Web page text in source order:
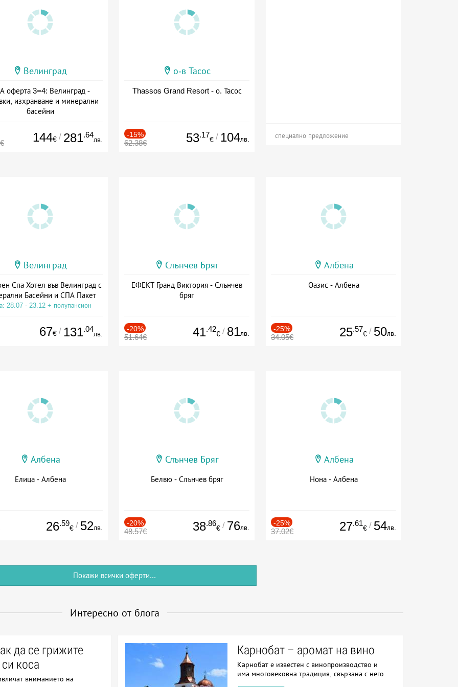
Велинград
оферта 3=4: Велинград -
изхранване и минерални
басейни
144€ / 281.64
лв.
о-в Тасос
Thassos Grand Resort - о. Тасос
-15%
62.38€ 53.17
€ / 104лв. специално предложение
Велинград
Спа Хотел във Велинград с
Басейни и СПА Пакет
28.07 - 23.12 + полупансион
67€ / 131.04
лв.
Слънчев Бряг
ЕФЕКТ Гранд Виктория - Слънчев
бряг
-20%
51.64€ 41.42
€ / 81лв.
Албена
Оазис - Албена
-25%
34.05€ 25.57
€ / 50лв.
Албена
Елица - Албена
26.59
€ / 52лв.
Слънчев Бряг
Белвю - Слънчев бряг
-20%
48.57€ 38.86
€ / 76лв.
Албена
Нона - Албена
-25%
37.02€ 27.61
€ / 54лв.
Покажи всички оферти...
Интересно от блога
да се грижите
коса
вниманието на
Карнобат – аромат на вино
Карнобат е известен с винопроизводство и
има многовековна традиция, свързана с него